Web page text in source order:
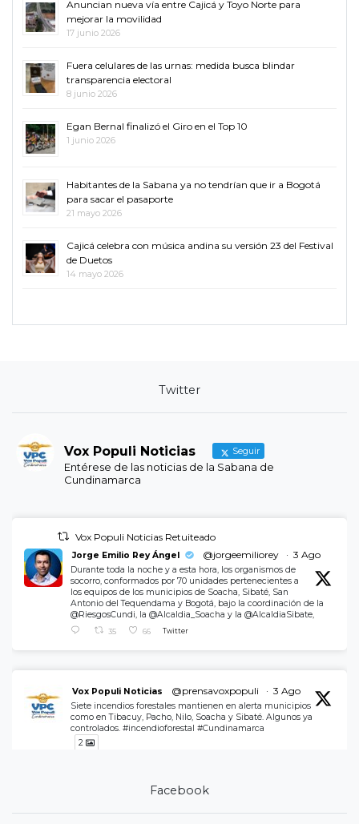
Anuncian nueva vía entre Cajicá y Toyo Norte para
mejorar la movilidad
17 junio 2026
Fuera celulares de las urnas: medida busca blindar
transparencia electoral
8 junio 2026
Egan Bernal finalizó el Giro en el Top 10
1 junio 2026
Habitantes de la Sabana ya no tendrían que ir a Bogotá
para sacar el pasaporte
21 mayo 2026
Cajicá celebra con música andina su versión 23 del Festival
de Duetos
14 mayo 2026
Twitter
Vox Populi Noticias Seguir
Entérese de las noticias de la Sabana de
Cundinamarca
Vox Populi Noticias Retuiteado
Jorge Emilio Rey Ángel @jorgeemiliorey · 3 Ago
Durante toda la noche y a esta hora, los organismos de
socorro, conformados por 70 unidades pertenecientes a
los equipos de los municipios de Soacha, Sibaté, San
Antonio del Tequendama y Bogotá, bajo la coordinación de la
@RiesgosCundi, la @Alcaldia_Soacha y la @AlcaldiaSibate,
35 66 Twitter
Vox Populi Noticias @prensavoxpopuli · 3 Ago
Siete incendios forestales mantienen en alerta municipios
como en Tibacuy, Pacho, Nilo, Soacha y Sibaté. Algunos ya
controlados. #incendioforestal #Cundinamarca
2
Facebook